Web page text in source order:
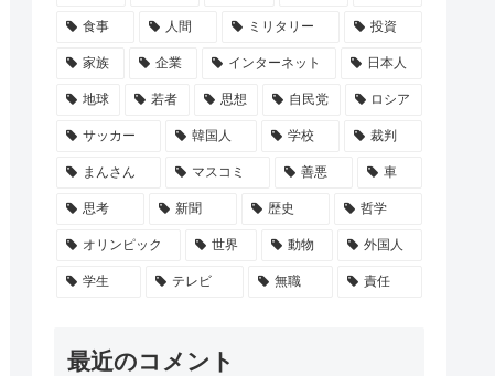
食事 人間 ミリタリー 投資
家族 企業 インターネット 日本人
地球 若者 思想 自民党 ロシア
サッカー 韓国人 学校 裁判
まんさん マスコミ 善悪 車
思考 新聞 歴史 哲学
オリンピック 世界 動物 外国人
学生 テレビ 無職 責任
最近のコメント